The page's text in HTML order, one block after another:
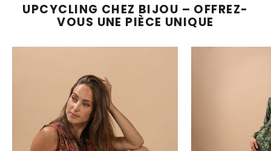
UPCYCLING CHEZ BIJOU – OFFREZ-
VOUS UNE PIÈCE UNIQUE